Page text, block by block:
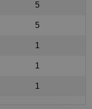
5
5
1
1
1